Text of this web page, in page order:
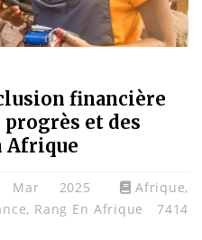
financière
et des
Afrique
2025 Afrique,
, Rang En Afrique
7414